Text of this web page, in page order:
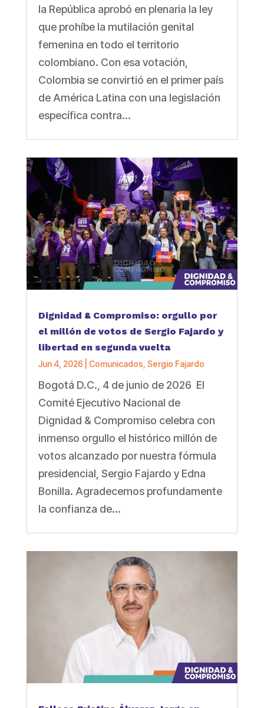
la República aprobó en plenaria la ley
que prohíbe la mutilación genital
femenina en todo el territorio
colombiano. Con esa votación,
Colombia se convirtió en el primer país
de América Latina con una legislación
específica contra...
Dignidad & Compromiso: orgullo por
el millón de votos de Sergio Fajardo y
libertad en segunda vuelta
Jun 4, 2026 Comunicados Sergio Fajardo
Bogotá D.C., 4 de junio de 2026 El
Comité Ejecutivo Nacional de
Dignidad & Compromiso celebra con
inmenso orgullo el histórico millón de
votos alcanzado por nuestra fórmula
presidencial, Sergio Fajardo y Edna
Bonilla. Agradecemos profundamente
la confianza de...